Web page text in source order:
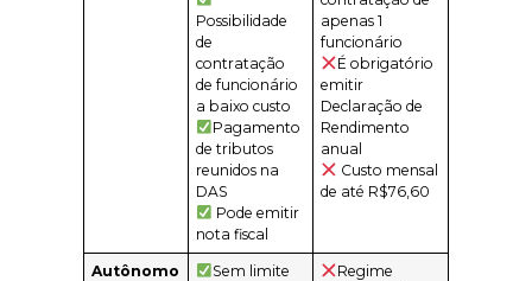
Possibilidade
de
contratação
de funcionário
a baixo custo
Pagamento
de tributos
reunidos na
DAS
Pode emitir
nota fiscal
apenas 1
funcionário
É obrigatório
emitir
Declaração de
Rendimento
anual
Custo mensal
de até R$76,60
Autônomo
Sem limite
Regime